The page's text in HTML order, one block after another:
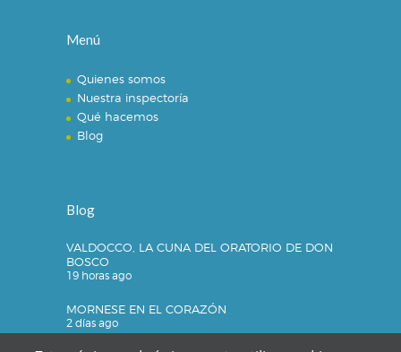
Menú
Quienes somos
Nuestra inspectoría
Qué hacemos
Blog
Blog
VALDOCCO, LA CUNA DEL ORATORIO DE DON
BOSCO
19 horas ago
MORNESE EN EL CORAZÓN
2 días ago